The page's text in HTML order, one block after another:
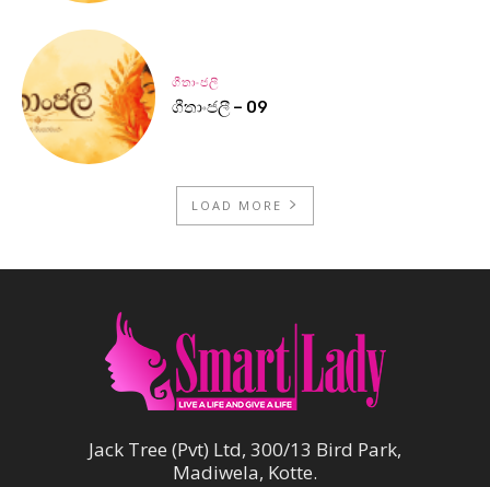
ගීතාංජලී
ගීතාංජලී – 09
LOAD MORE
Jack Tree (Pvt) Ltd, 300/13 Bird Park,
Madiwela, Kotte.